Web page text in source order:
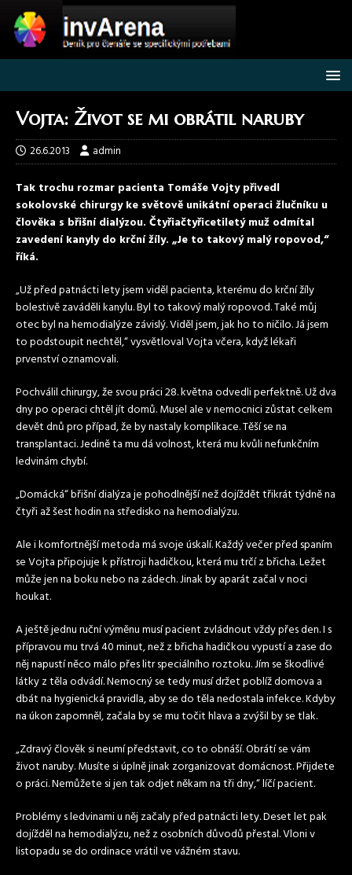
Vojta: Život se mi obrátil naruby
26.6.2013 admin
Tak trochu rozmar pacienta Tomáše Vojty přivedl
sokolovské chirurgy ke světově unikátní operaci žlučníku u
člověka s břišní dialýzou. Čtyřiačtyřicetiletý muž odmítal
zavedení kanyly do krční žíly. „Je to takový malý ropovod,“
říká.
„Už před patnácti lety jsem viděl pacienta, kterému do krční žíly
bolestivě zaváděli kanylu. Byl to takový malý ropovod. Také můj
otec byl na hemodialýze závislý. Viděl jsem, jak ho to ničilo. Já jsem
to podstoupit nechtěl,“ vysvětloval Vojta včera, když lékaři
prvenství oznamovali.
Pochválil chirurgy, že svou práci 28. května odvedli perfektně. Už dva
dny po operaci chtěl jít domů. Musel ale v nemocnici zůstat celkem
devět dnů pro případ, že by nastaly komplikace. Těší se na
transplantaci. Jedině ta mu dá volnost, která mu kvůli nefunkčním
ledvinám chybí.
„Domácká“ břišní dialýza je pohodlnější než dojíždět třikrát týdně na
čtyři až šest hodin na středisko na hemodialýzu.
Ale i komfortnější metoda má svoje úskalí. Každý večer před spaním
se Vojta připojuje k přístroji hadičkou, která mu trčí z břicha. Ležet
může jen na boku nebo na zádech. Jinak by aparát začal v noci
houkat.
A ještě jednu ruční výměnu musí pacient zvládnout vždy přes den. I s
přípravou mu trvá 40 minut, než z břicha hadičkou vypustí a zase do
něj napustí něco málo přes litr speciálního roztoku. Jím se škodlivé
látky z těla odvádí. Nemocný se tedy musí držet poblíž domova a
dbát na hygienická pravidla, aby se do těla nedostala infekce. Kdyby
na úkon zapomněl, začala by se mu točit hlava a zvýšil by se tlak.
„Zdravý člověk si neumí představit, co to obnáší. Obrátí se vám
život naruby. Musíte si úplně jinak zorganizovat domácnost. Přijdete
o práci. Nemůžete si jen tak odjet někam na tři dny,“ líčí pacient.
Problémy s ledvinami u něj začaly před patnácti lety. Deset let pak
dojížděl na hemodialýzu, než z osobních důvodů přestal. Vloni v
listopadu se do ordinace vrátil ve vážném stavu.